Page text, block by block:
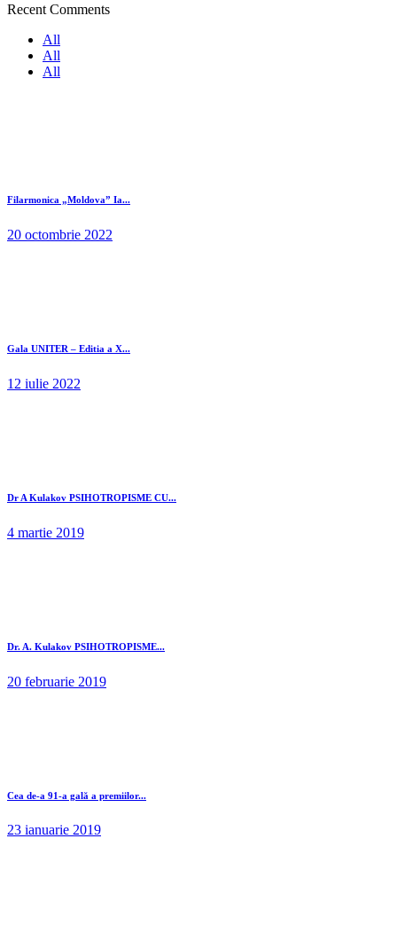
Recent Comments
All
All
All
Filarmonica „Moldova” Ia...
20 octombrie 2022
Gala UNITER – Editia a X...
12 iulie 2022
Dr A Kulakov PSIHOTROPISME CU...
4 martie 2019
Dr. A. Kulakov PSIHOTROPISME...
20 februarie 2019
Cea de-a 91-a gală a premiilor...
23 ianuarie 2019